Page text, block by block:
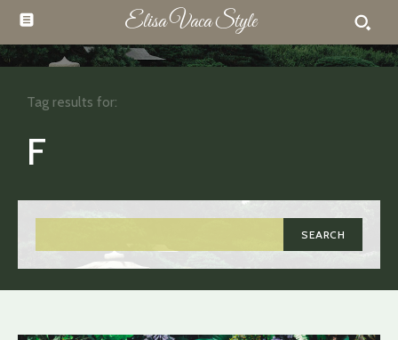
Elisa Vaca Style
F
SEARCH
Tag results for: